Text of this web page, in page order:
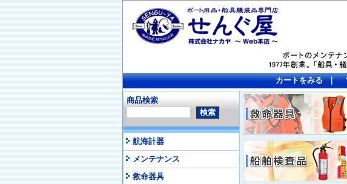
カートをみる｜
商品検索
航海計器
メンテナンス
救命器具